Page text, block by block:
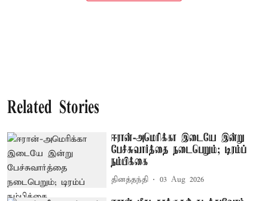
Related Stories
ஈரான்-அமெரிக்கா இடையே இன்று
பேச்சுவார்த்தை நடைபெறும்; டிரம்ப்
நம்பிக்கை
தினத்தந்தி 03 Aug 2026